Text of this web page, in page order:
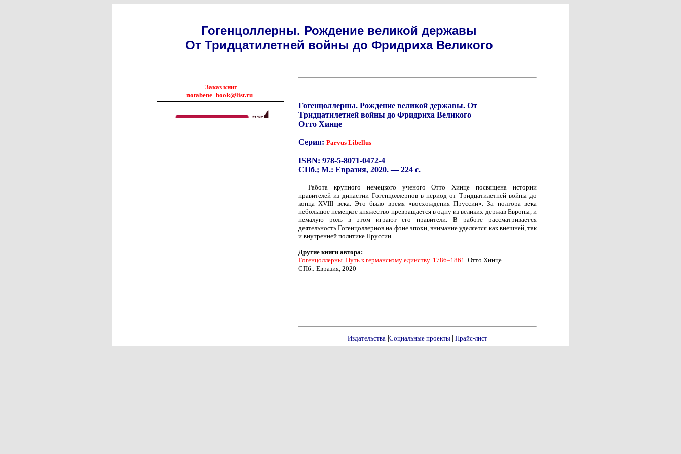
Гогенцоллерны. Рождение великой державы
От Тридцатилетней войны до Фридриха Великого
Заказ книг
notabene_book@list.ru
Гогенцоллерны. Рождение великой державы. От
Тридцатилетней войны до Фридриха Великого
Отто Хинце
Серия: Parvus Libellus
ISBN: 978-5-8071-0472-4
СПб.; М.: Евразия, 2020. — 224 с.
Работа крупного немецкого ученого Отто Хинце посвящена истории
правителей из династии Гогенцоллернов в период от Тридцатилетней войны до
конца XVIII века. Это было время «восхождения Пруссии». За полтора века
небольшое немецкое княжество превращается в одну из великих держав Европы, и
немалую роль в этом играют его правители. В работе рассматривается
деятельность Гогенцоллернов на фоне эпохи, внимание уделяется как внешней, так
и внутренней политике Пруссии.
Другие книги автора:
Гогенцоллерны. Путь к германскому единству. 1786–1861. Отто Хинце.
СПб.: Евразия, 2020
Издательства |Социальные проекты | Прайс-лист